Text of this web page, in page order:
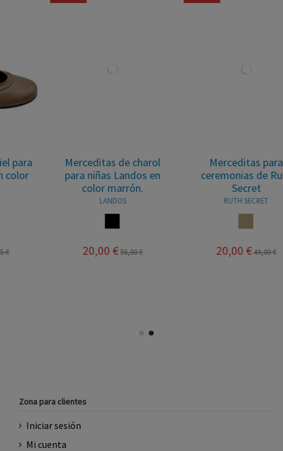
Merceditas de charol
para niñas Landos en
color marrón.
20,00 €56,90 €
Merceditas para
ceremonias de Ruth
RUTH SECRET
20,00 €49,00 €
Zona para clientes
Iniciar sesión
Mi cuenta